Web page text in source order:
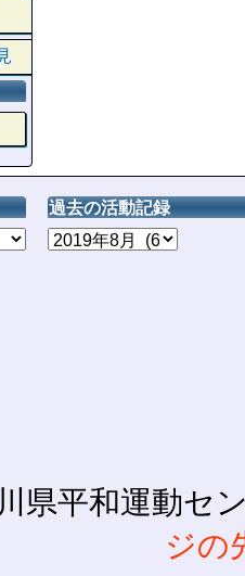
過去の活動記録
県平和運動セ
ジの